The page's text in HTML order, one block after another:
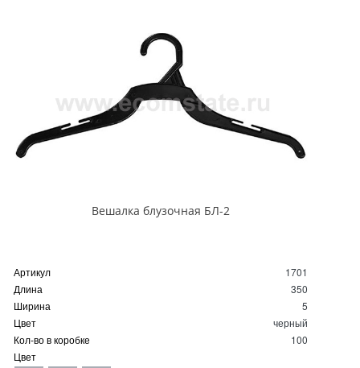
Вешалка блузочная БЛ-2
Артикул
1701
Длина
350
Ширина
5
Цвет
черный
Кол-во в коробке
100
Цвет